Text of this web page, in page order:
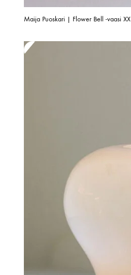
Maija Puoskari | Flower Bell -vaasi XX